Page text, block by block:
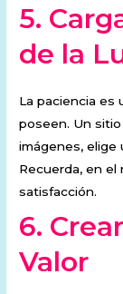
5.
de la
La paciencia
poseen. Un
imágenes, elige
Recuerda, en el
satisfacción.
6.
Valor